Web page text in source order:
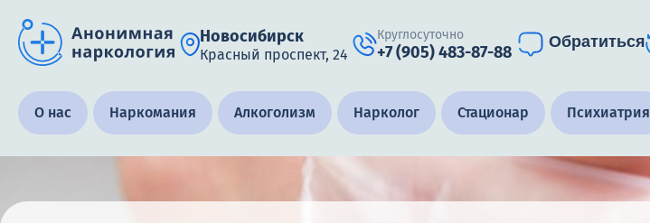
Новосибирск
Красный проспект, 24
Круглосуточно
+7 (905) 483-87-88
Обратиться
Получить помощь специалиста
О нас Наркомания Алкоголизм Нарколог Стационар Психиатрия